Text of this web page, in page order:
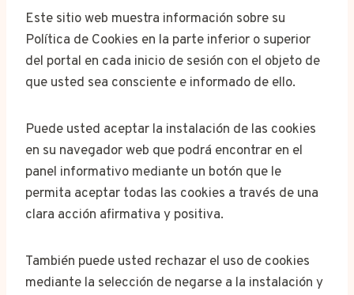
Este sitio web muestra información sobre su
Política de Cookies en la parte inferior o superior
del portal en cada inicio de sesión con el objeto de
que usted sea consciente e informado de ello.
Puede usted aceptar la instalación de las cookies
en su navegador web que podrá encontrar en el
panel informativo mediante un botón que le
permita aceptar todas las cookies a través de una
clara acción afirmativa y positiva.
También puede usted rechazar el uso de cookies
mediante la selección de negarse a la instalación y